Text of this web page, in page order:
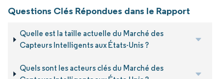
Questions Clés Répondues dans le Rapport
Quelle est la taille actuelle du Marché des
Capteurs Intelligents aux États-Unis ?
Quels sont les acteurs clés du Marché des